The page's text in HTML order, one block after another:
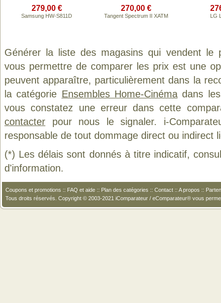
279,00 €
Samsung HW-S811D
270,00 €
Tangent Spectrum II XATM LG
Générer la liste des magasins qui vendent le
vous permettre de comparer les prix est une
peuvent apparaître, particulièrement dans la
la catégorie Ensembles Home-Cinémadans les
vous constatez une erreur dans cette
contacter pour nous le signaler. i-
responsable de tout dommage direct ou indirect
(*) Les délais sont donnés à titre indicatif,
d'information.
Coupons et promotions :: FAQ et aide :: Plan des catégories :: Contact :: A propos ::
Tous droits réservés. Copyright © 2003-2021 iComparateur / eComparateur® vous